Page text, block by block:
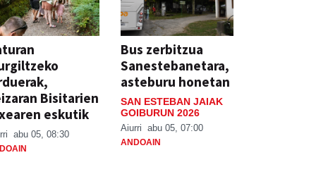
Bisitarien
eskutik
abu 05, 08:30
Bus zerbitzua
Sanestebanetara,
asteburu honetan
SAN ESTEBAN JAIAK
GOIBURUN 2026
Aiurri abu 05, 07:00
ANDOAIN